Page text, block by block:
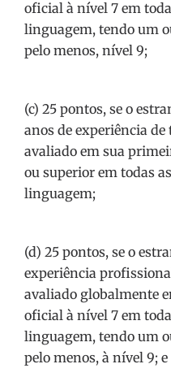
oficial à nível 7 em
linguagem, tendo um
pelo menos, nível 9;
(c) 25 pontos, se o
anos de experiência
avaliado em sua
ou superior em todas
linguagem;
(d) 25 pontos, se o
experiência
avaliado globalmente
oficial à nível 7 em
linguagem, tendo um
pelo menos, à nível 9; e